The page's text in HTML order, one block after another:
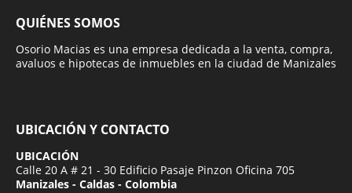
QUIÉNES SOMOS
Osorio Macias es una empresa dedicada a la venta, compra,
avaluos e hipotecas de inmuebles en la ciudad de Manizales
UBICACIÓN Y CONTACTO
UBICACIÓN
Calle 20 A # 21 - 30 Edificio Pasaje Pinzon Oficina 705
Manizales - Caldas - Colombia